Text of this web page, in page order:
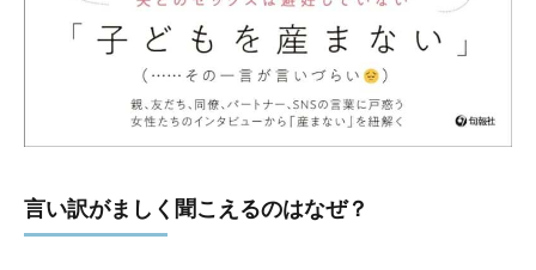
言い訳がましく聞こえるのはなぜ？